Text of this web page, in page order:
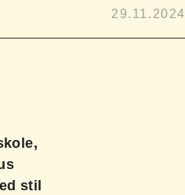
29.11.2024
stil